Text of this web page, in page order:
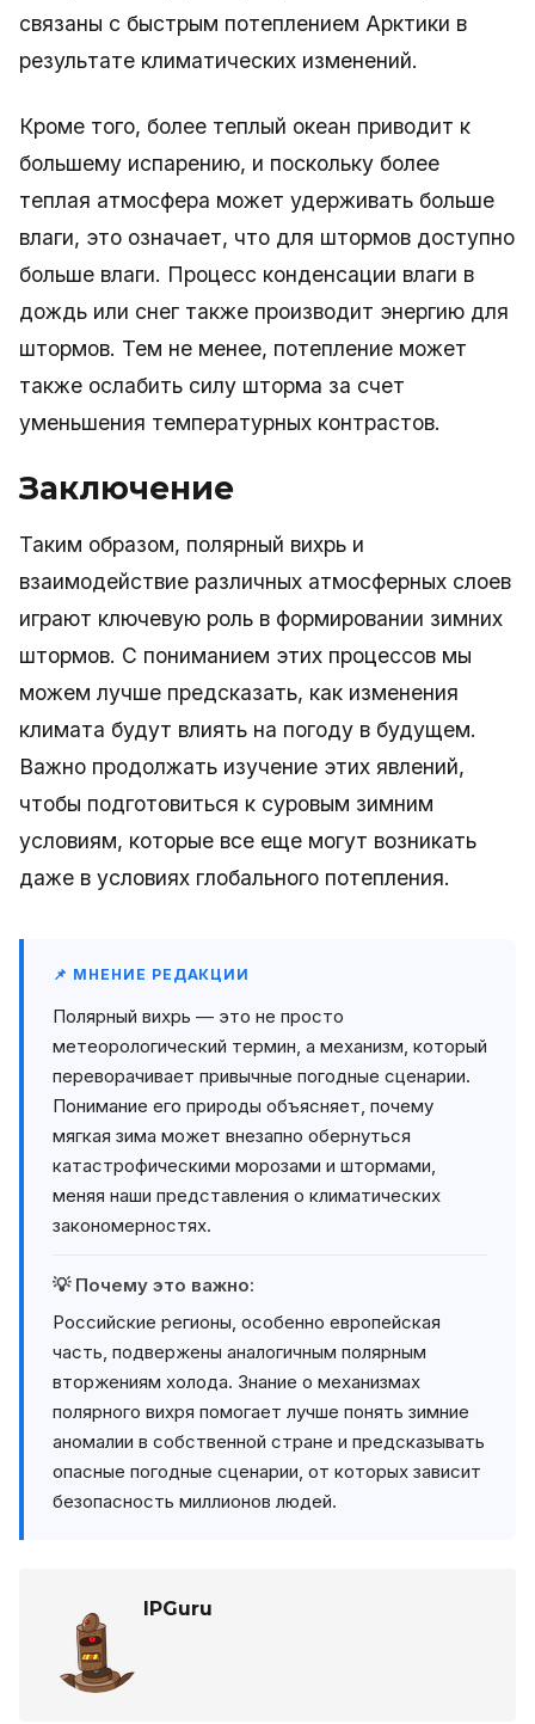
связаны с быстрым потеплением Арктики в
результате климатических изменений.
Кроме того, более теплый океан приводит к
большему испарению, и поскольку более
теплая атмосфера может удерживать больше
влаги, это означает, что для штормов доступно
больше влаги. Процесс конденсации влаги в
дождь или снег также производит энергию для
штормов. Тем не менее, потепление может
также ослабить силу шторма за счет
уменьшения температурных контрастов.
Заключение
Таким образом, полярный вихрь и
взаимодействие различных атмосферных слоев
играют ключевую роль в формировании зимних
штормов. С пониманием этих процессов мы
можем лучше предсказать, как изменения
климата будут влиять на погоду в будущем.
Важно продолжать изучение этих явлений,
чтобы подготовиться к суровым зимним
условиям, которые все еще могут возникать
даже в условиях глобального потепления.
📌 МНЕНИЕ РЕДАКЦИИ
Полярный вихрь — это не просто
метеорологический термин, а механизм, который
переворачивает привычные погодные сценарии.
Понимание его природы объясняет, почему
мягкая зима может внезапно обернуться
катастрофическими морозами и штормами,
меняя наши представления о климатических
закономерностях.
💡 Почему это важно:
Российские регионы, особенно европейская
часть, подвержены аналогичным полярным
вторжениям холода. Знание о механизмах
полярного вихря помогает лучше понять зимние
аномалии в собственной стране и предсказывать
опасные погодные сценарии, от которых зависит
безопасность миллионов людей.
IPGuru